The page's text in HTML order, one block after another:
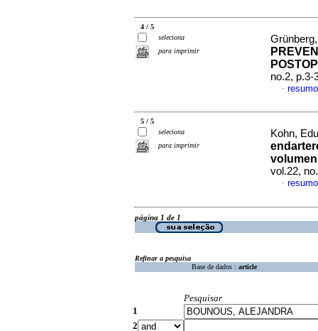
4 / 5
seleciona
para imprimir
no.2, p.3-
·
5 / 5
seleciona
para imprimir
Kohn,
vol.22,
·
página 1 de 1
Refinar a pesquisa
Base de dados : article
Pesquisar
1
2